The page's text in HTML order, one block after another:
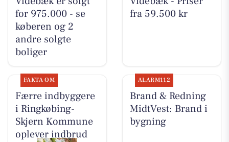
for 975.000 - se
køberen og 2
andre solgte
boliger
fra 59.500 kr
FAKTA OM
Færre indbyggere
i Ringkøbing-
Skjern Kommune
oplever indbrud
ALARM112
Brand & Redning
MidtVest: Brand i
bygning